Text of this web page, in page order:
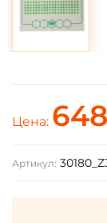
Цена:
Артикул: